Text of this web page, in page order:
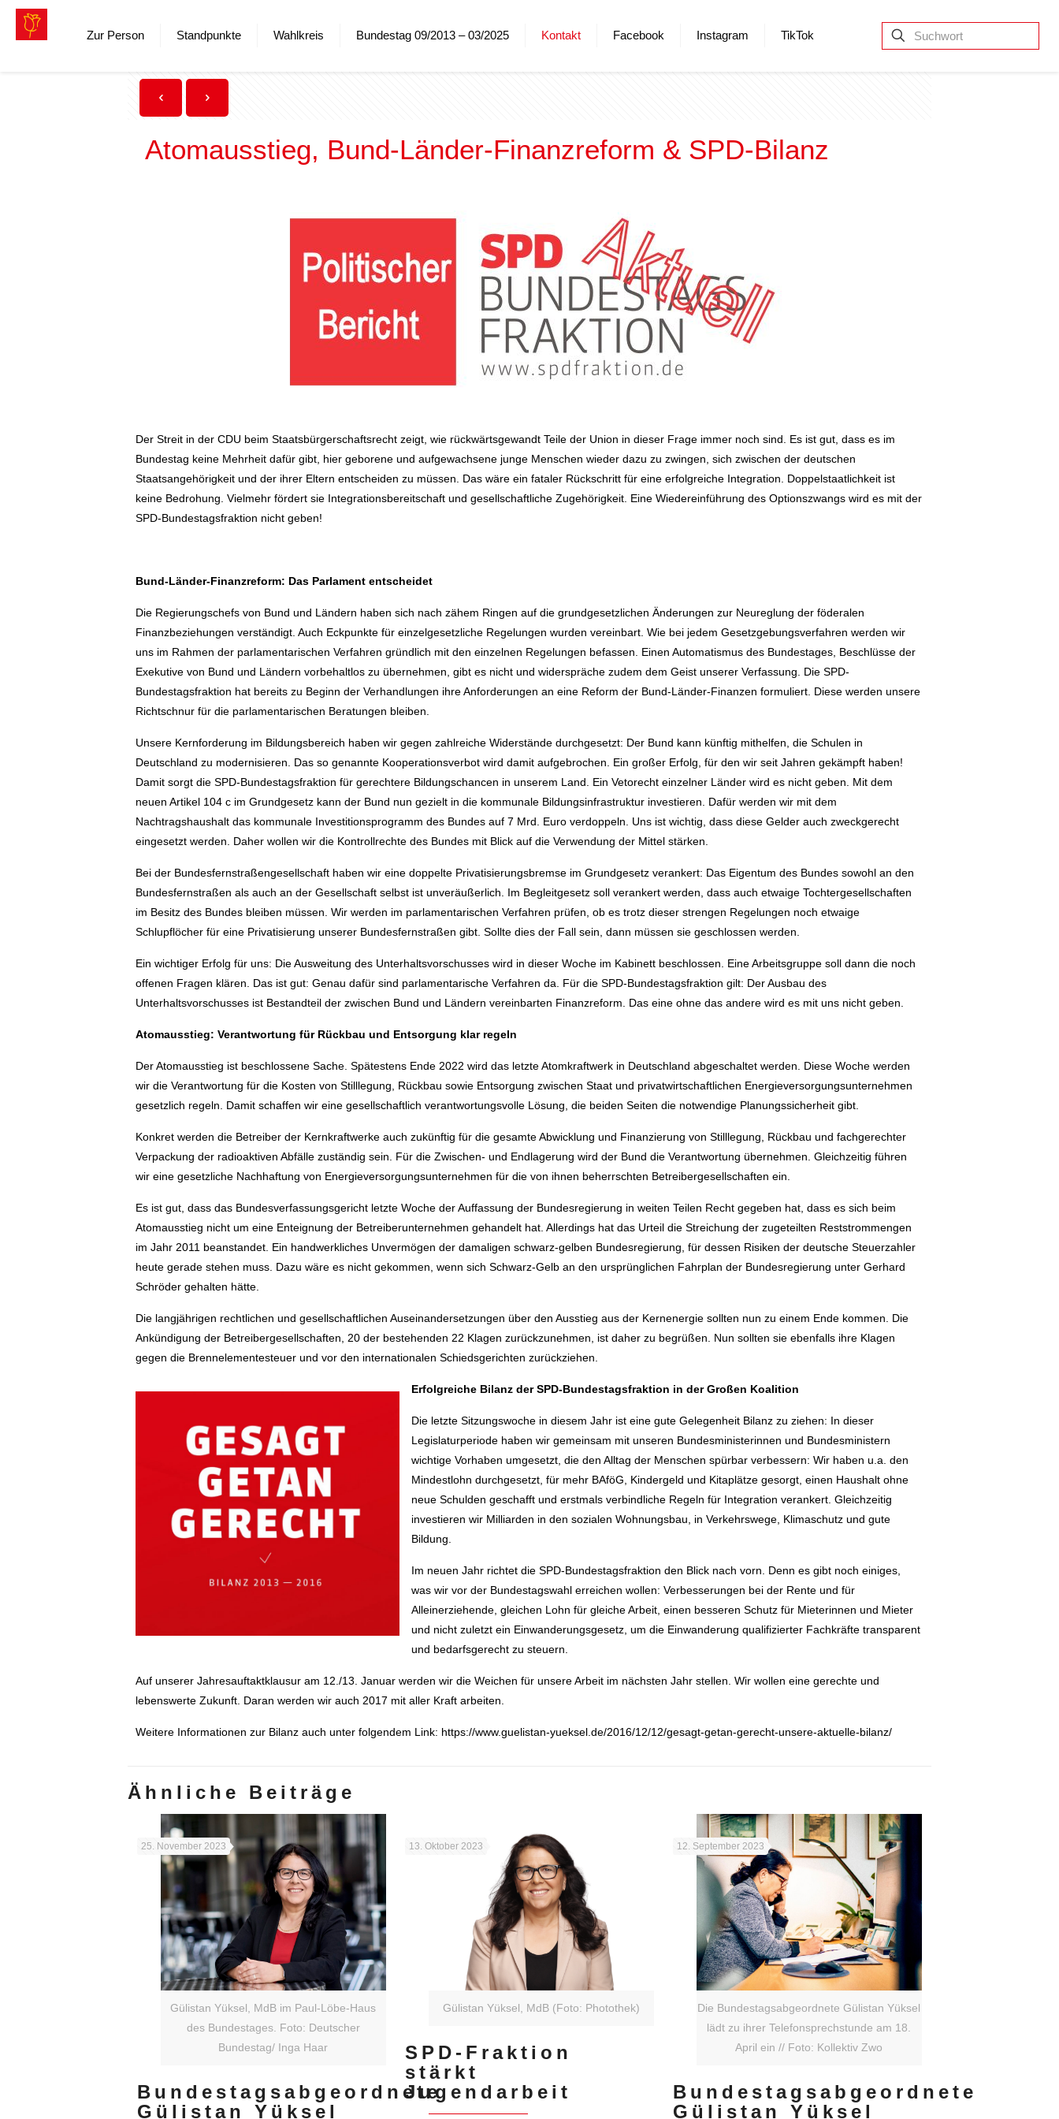
Zur Person Standpunkte Wahlkreis Bundestag 09/2013 – 03/2025 Kontakt Facebook Instagram TikTok
Atomausstieg, Bund-Länder-Finanzreform & SPD-Bilanz
Der Streit in der CDU beim Staatsbürgerschaftsrecht zeigt, wie rückwärtsgewandt Teile der Union in dieser Frage immer noch sind. Es ist gut, dass es im
Bundestag keine Mehrheit dafür gibt, hier geborene und aufgewachsene junge Menschen wieder dazu zu zwingen, sich zwischen der deutschen
Staatsangehörigkeit und der ihrer Eltern entscheiden zu müssen. Das wäre ein fataler Rückschritt für eine erfolgreiche Integration. Doppelstaatlichkeit ist
keine Bedrohung. Vielmehr fördert sie Integrationsbereitschaft und gesellschaftliche Zugehörigkeit. Eine Wiedereinführung des Optionszwangs wird es mit der
SPD-Bundestagsfraktion nicht geben!
Bund-Länder-Finanzreform: Das Parlament entscheidet
Die Regierungschefs von Bund und Ländern haben sich nach zähem Ringen auf die grundgesetzlichen Änderungen zur Neureglung der föderalen
Finanzbeziehungen verständigt. Auch Eckpunkte für einzelgesetzliche Regelungen wurden vereinbart. Wie bei jedem Gesetzgebungsverfahren werden wir
uns im Rahmen der parlamentarischen Verfahren gründlich mit den einzelnen Regelungen befassen. Einen Automatismus des Bundestages, Beschlüsse der
Exekutive von Bund und Ländern vorbehaltlos zu übernehmen, gibt es nicht und widerspräche zudem dem Geist unserer Verfassung. Die SPD-
Bundestagsfraktion hat bereits zu Beginn der Verhandlungen ihre Anforderungen an eine Reform der Bund-Länder-Finanzen formuliert. Diese werden unsere
Richtschnur für die parlamentarischen Beratungen bleiben.
Unsere Kernforderung im Bildungsbereich haben wir gegen zahlreiche Widerstände durchgesetzt: Der Bund kann künftig mithelfen, die Schulen in
Deutschland zu modernisieren. Das so genannte Kooperationsverbot wird damit aufgebrochen. Ein großer Erfolg, für den wir seit Jahren gekämpft haben!
Damit sorgt die SPD-Bundestagsfraktion für gerechtere Bildungschancen in unserem Land. Ein Vetorecht einzelner Länder wird es nicht geben. Mit dem
neuen Artikel 104 c im Grundgesetz kann der Bund nun gezielt in die kommunale Bildungsinfrastruktur investieren. Dafür werden wir mit dem
Nachtragshaushalt das kommunale Investitionsprogramm des Bundes auf 7 Mrd. Euro verdoppeln. Uns ist wichtig, dass diese Gelder auch zweckgerecht
eingesetzt werden. Daher wollen wir die Kontrollrechte des Bundes mit Blick auf die Verwendung der Mittel stärken.
Bei der Bundesfernstraßengesellschaft haben wir eine doppelte Privatisierungsbremse im Grundgesetz verankert: Das Eigentum des Bundes sowohl an den
Bundesfernstraßen als auch an der Gesellschaft selbst ist unveräußerlich. Im Begleitgesetz soll verankert werden, dass auch etwaige Tochtergesellschaften
im Besitz des Bundes bleiben müssen. Wir werden im parlamentarischen Verfahren prüfen, ob es trotz dieser strengen Regelungen noch etwaige
Schlupflöcher für eine Privatisierung unserer Bundesfernstraßen gibt. Sollte dies der Fall sein, dann müssen sie geschlossen werden.
Ein wichtiger Erfolg für uns: Die Ausweitung des Unterhaltsvorschusses wird in dieser Woche im Kabinett beschlossen. Eine Arbeitsgruppe soll dann die noch
offenen Fragen klären. Das ist gut: Genau dafür sind parlamentarische Verfahren da. Für die SPD-Bundestagsfraktion gilt: Der Ausbau des
Unterhaltsvorschusses ist Bestandteil der zwischen Bund und Ländern vereinbarten Finanzreform. Das eine ohne das andere wird es mit uns nicht geben.
Atomausstieg: Verantwortung für Rückbau und Entsorgung klar regeln
Der Atomausstieg ist beschlossene Sache. Spätestens Ende 2022 wird das letzte Atomkraftwerk in Deutschland abgeschaltet werden. Diese Woche werden
wir die Verantwortung für die Kosten von Stilllegung, Rückbau sowie Entsorgung zwischen Staat und privatwirtschaftlichen Energieversorgungsunternehmen
gesetzlich regeln. Damit schaffen wir eine gesellschaftlich verantwortungsvolle Lösung, die beiden Seiten die notwendige Planungssicherheit gibt.
Konkret werden die Betreiber der Kernkraftwerke auch zukünftig für die gesamte Abwicklung und Finanzierung von Stilllegung, Rückbau und fachgerechter
Verpackung der radioaktiven Abfälle zuständig sein. Für die Zwischen- und Endlagerung wird der Bund die Verantwortung übernehmen. Gleichzeitig führen
wir eine gesetzliche Nachhaftung von Energieversorgungsunternehmen für die von ihnen beherrschten Betreibergesellschaften ein.
Es ist gut, dass das Bundesverfassungsgericht letzte Woche der Auffassung der Bundesregierung in weiten Teilen Recht gegeben hat, dass es sich beim
Atomausstieg nicht um eine Enteignung der Betreiberunternehmen gehandelt hat. Allerdings hat das Urteil die Streichung der zugeteilten Reststrommengen
im Jahr 2011 beanstandet. Ein handwerkliches Unvermögen der damaligen schwarz-gelben Bundesregierung, für dessen Risiken der deutsche Steuerzahler
heute gerade stehen muss. Dazu wäre es nicht gekommen, wenn sich Schwarz-Gelb an den ursprünglichen Fahrplan der Bundesregierung unter Gerhard
Schröder gehalten hätte.
Die langjährigen rechtlichen und gesellschaftlichen Auseinandersetzungen über den Ausstieg aus der Kernenergie sollten nun zu einem Ende kommen. Die
Ankündigung der Betreibergesellschaften, 20 der bestehenden 22 Klagen zurückzunehmen, ist daher zu begrüßen. Nun sollten sie ebenfalls ihre Klagen
gegen die Brennelementesteuer und vor den internationalen Schiedsgerichten zurückziehen.
Erfolgreiche Bilanz der SPD-Bundestagsfraktion in der Großen Koalition
Die letzte Sitzungswoche in diesem Jahr ist eine gute Gelegenheit Bilanz zu ziehen: In dieser
Legislaturperiode haben wir gemeinsam mit unseren Bundesministerinnen und Bundesministern
wichtige Vorhaben umgesetzt, die den Alltag der Menschen spürbar verbessern: Wir haben u.a. den
Mindestlohn durchgesetzt, für mehr BAföG, Kindergeld und Kitaplätze gesorgt, einen Haushalt ohne
neue Schulden geschafft und erstmals verbindliche Regeln für Integration verankert. Gleichzeitig
investieren wir Milliarden in den sozialen Wohnungsbau, in Verkehrswege, Klimaschutz und gute
Bildung.
Im neuen Jahr richtet die SPD-Bundestagsfraktion den Blick nach vorn. Denn es gibt noch einiges,
was wir vor der Bundestagswahl erreichen wollen: Verbesserungen bei der Rente und für
Alleinerziehende, gleichen Lohn für gleiche Arbeit, einen besseren Schutz für Mieterinnen und Mieter
und nicht zuletzt ein Einwanderungsgesetz, um die Einwanderung qualifizierter Fachkräfte transparent
und bedarfsgerecht zu steuern.
Auf unserer Jahresauftaktklausur am 12./13. Januar werden wir die Weichen für unsere Arbeit im nächsten Jahr stellen. Wir wollen eine gerechte und
lebenswerte Zukunft. Daran werden wir auch 2017 mit aller Kraft arbeiten.
Weitere Informationen zur Bilanz auch unter folgendem Link: https://www.guelistan-yueksel.de/2016/12/12/gesagt-getan-gerecht-unsere-aktuelle-bilanz/
Ähnliche Beiträge
Gülistan Yüksel, MdB im Paul-Löbe-Haus
des Bundestages. Foto: Deutscher
Bundestag/ Inga Haar
25. November 2023
Bundestagsabgeordnete
Gülistan Yüksel
Gülistan Yüksel, MdB (Foto: Photothek)
13. Oktober 2023
SPD-Fraktion
stärkt
Jugendarbeit
Die Bundestagsabgeordnete Gülistan Yüksel
lädt zu ihrer Telefonsprechstunde am 18.
April ein // Foto: Kollektiv Zwo
12. September 2023
Bundestagsabgeordnete
Gülistan Yüksel